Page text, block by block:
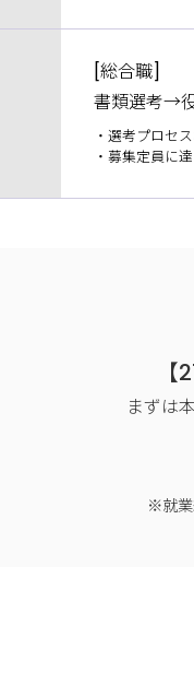
[総合職]
書類選考→
・選考プロセ
・募集定員に
まずは
※就業